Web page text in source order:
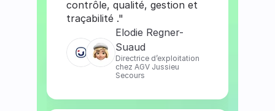
contrôle, qualité, gestion et
traçabilité ."
Elodie Regner-
Suaud
Directrice d’exploitation
chez AGV Jussieu
Secours